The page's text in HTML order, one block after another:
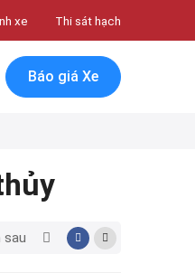
xe Thi sát hạch
Báo giá Xe
sau